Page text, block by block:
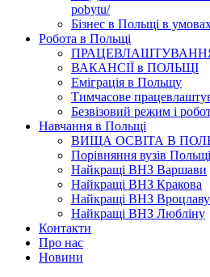
pobytu/
Бізнес в Польщі в
Робота в Польщі
ВАКАНСІЇ в ПОЛЬЩІ
Еміграція в Польщу
Тимчасове
Безвізовий режим і
Навчання в Польщі
ВИЩА ОСВІТА В
Порівняння вузів
Найкращі ВНЗ Варшави
Найкращі ВНЗ Кракова
Найкращі ВНЗ Вроцлаву
Найкращі ВНЗ Любліну
Контакти
Про нас
Новини